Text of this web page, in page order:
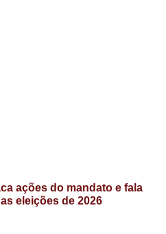
ações do mandato e fala
eleições de 2026